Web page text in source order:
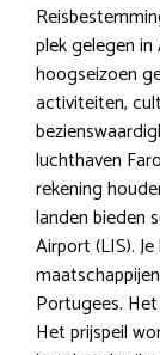
plek gelegen
hoogseizoen
activiteiten,
luchthaven
rekening
landen bieden
Airport (LIS).
Portugees.
Het prijspeil